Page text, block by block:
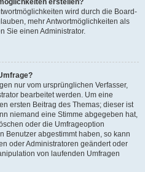
erstellen?
wird durch die Board-
mehr Antwortmöglichkeiten als
Sie einen Administrator.
nur vom ursprünglichen Verfasser,
bearbeitet werden. Um eine
ersten Beitrag des Themas; dieser ist
niemand eine Stimme abgegeben hat,
oder die Umfrageoption
Benutzer abgestimmt haben, so kann
oder Administratoren geändert oder
von laufenden Umfragen